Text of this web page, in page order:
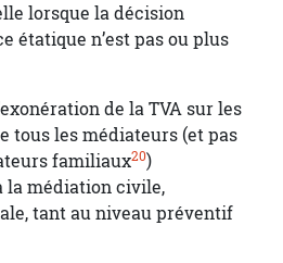
lorsque la décision
étatique n’est pas ou plus
de la TVA sur les
tous les médiateurs (et pas
familiaux20)
la médiation civile,
tant au niveau préventif